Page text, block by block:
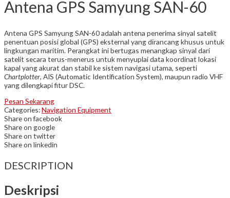
Antena GPS Samyung SAN-60
Antena GPS Samyung SAN-60 adalah antena penerima sinyal satelit
penentuan posisi global (GPS) eksternal yang dirancang khusus untuk
lingkungan maritim. Perangkat ini bertugas menangkap sinyal dari
satelit secara terus-menerus untuk menyuplai data koordinat lokasi
kapal yang akurat dan stabil ke sistem navigasi utama, seperti
Chartplotter, AIS (Automatic Identification System), maupun radio VHF
yang dilengkapi fitur DSC.
Pesan Sekarang
Categories:Navigation Equipment
Share on facebook
Share on google
Share on twitter
Share on linkedin
DESCRIPTION
Deskripsi